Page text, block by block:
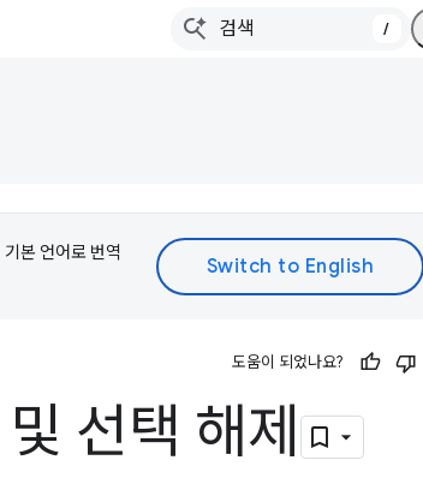
/
본 언어로 번역
도움이 되었나요?
선택 해제